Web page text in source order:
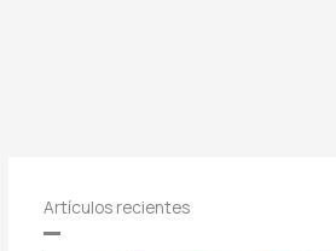
Artículos recientes